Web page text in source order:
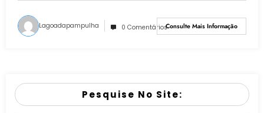
Lagoadapampulha 0 ComentáriosConsulte Mais Informação
Pesquise No Site: